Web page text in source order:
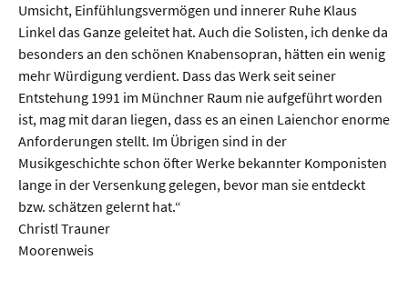
Umsicht, Einfühlungsvermögen und innerer Ruhe Klaus
Linkel das Ganze geleitet hat. Auch die Solisten, ich denke da
besonders an den schönen Knabensopran, hätten ein wenig
mehr Würdigung verdient. Dass das Werk seit seiner
Entstehung 1991 im Münchner Raum nie aufgeführt worden
ist, mag mit daran liegen, dass es an einen Laienchor enorme
Anforderungen stellt. Im Übrigen sind in der
Musikgeschichte schon öfter Werke bekannter Komponisten
lange in der Versenkung gelegen, bevor man sie entdeckt
bzw. schätzen gelernt hat.“
Christl Trauner
Moorenweis